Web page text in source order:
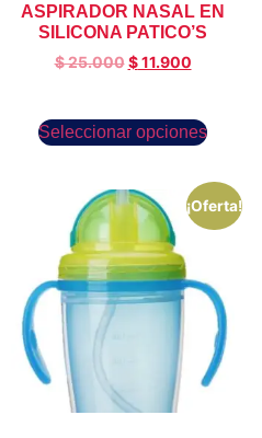
ASPIRADOR NASAL EN
SILICONA PATICO’S
$25.000 $11.900
Seleccionar opciones
¡Oferta!